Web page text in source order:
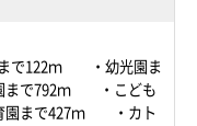
まで122ｍ ・幼光園ま
まで792ｍ ・こども
園まで427ｍ ・カト